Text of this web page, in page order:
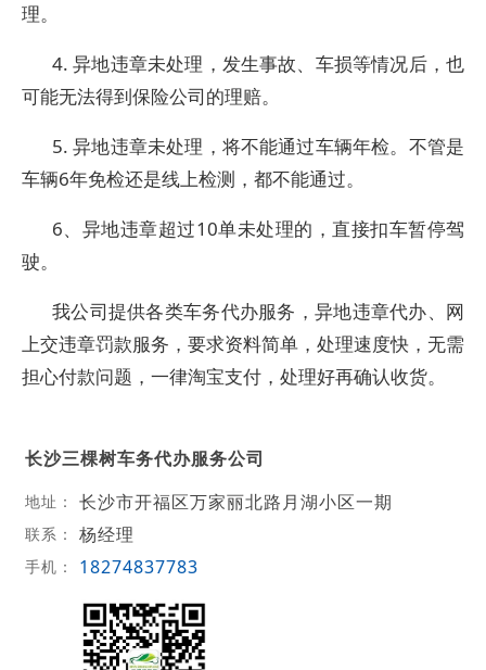
理。
4. 异地违章未处理，发生事故、车损等情况后，也
可能无法得到保险公司的理赔。
5. 异地违章未处理，将不能通过车辆年检。不管是
车辆6年免检还是线上检测，都不能通过。
6、异地违章超过10单未处理的，直接扣车暂停驾
驶。
我公司提供各类车务代办服务，异地违章代办、网
上交违章罚款服务，要求资料简单，处理速度快，无需
担心付款问题，一律淘宝支付，处理好再确认收货。
长沙三棵树车务代办服务公司
地址： 长沙市开福区万家丽北路月湖小区一期
联系： 杨经理
手机： 18274837783